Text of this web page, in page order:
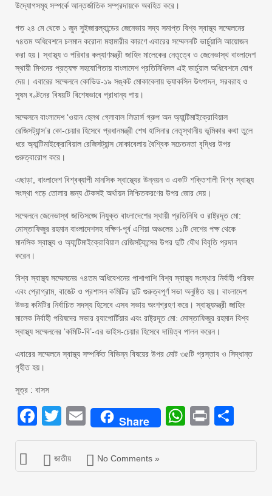
উদ্যোগসমূহ সম্পর্কে আন্তর্জাতিক সম্প্রদায়কে অবহিত করে।
গত ২৪ মে থেকে ১ জুন সুইজারল্যান্ডের জেনেভায় সদ্য সমাপ্ত বিশ্ব স্বাস্থ্য সম্মেলনের
৭৪তম অধিবেশনে চলমান করোনা মহামারীর কারণে এবারের সম্মেলনটি ভার্চুয়ালি আয়োজন
করা হয়। স্বাস্থ্য ও পরিবার কল্যাণমন্ত্রী জাহিদ মালেকের নেতৃত্বে ও জেনেভাস্থ বাংলাদেশ
স্থায়ী মিশনের প্রত্যক্ষ সহযোগিতায় বাংলাদেশ প্রতিনিধিদল এই ভার্চুয়াল অধিবেশনে যোগ
দেয়। এবারের সম্মেলনে কোভিড-১৯ সঙ্কট মোকাবেলায় ভ্যাকসিন উৎপাদন, সরবরাহ ও
সুষম বণ্টনের বিষয়টি বিশেষভাবে প্রাধান্য পায়।
সম্মেলনে বাংলাদেশ ‘ওয়ান হেলথ গ্লোবাল লিডার্স গ্রুপ অন অ্যান্টিমাইক্রোবিয়াল
রেজিসট্যান্স’র কো-চেয়ার হিসেবে প্রধানমন্ত্রী শেখ হাসিনার নেতৃস্থানীয় ভূমিকার কথা তুলে
ধরে অ্যান্টিমাইক্রোবিয়াল রেজিসট্যান্স মোকাবেলায় বৈশ্বিক সচেতনতা বৃদ্ধির উপর
গুরুত্বারোপ করে।
এছাড়া, বাংলাদেশ বিশ্বব্যাপী মানসিক স্বাস্থ্যের উন্নয়ন ও একটি শক্তিশালী বিশ্ব স্বাস্থ্য
সংস্থা গড়ে তোলার জন্য টেকসই অর্থায়ন নিশ্চিতকরণের উপর জোর দেয়।
সম্মেলনে জেনেভাস্থ জাতিসঙ্ঘে নিযুক্ত বাংলাদেশের স্থায়ী প্রতিনিধি ও রাষ্ট্রদূত মো:
মোস্তাফিজুর রহমান বাংলাদেশসহ দক্ষিণ-পূর্ব এশিয়া অঞ্চলের ১১টি দেশের পক্ষ থেকে
মানসিক স্বাস্থ্য ও অ্যান্টিমাইক্রোবিয়াল রেজিসট্যান্সের উপর দুটি যৌথ বিবৃতি প্রদান
করেন।
বিশ্ব স্বাস্থ্য সম্মেলনের ৭৪তম অধিবেশনের পাশাপাশি বিশ্ব স্বাস্থ্য সংস্থার নির্বাহী পরিষদ
এবং প্রোগ্রাম, বাজেট ও প্রশাসন কমিটির দুটি গুরুত্বপূর্ণ সভা অনুষ্ঠিত হয়। বাংলাদেশ
উভয় কমিটির নির্বাচিত সদস্য হিসেবে এসব সভায় অংশগ্রহণ করে। স্বাস্থ্যমন্ত্রী জাহিদ
মালেক নির্বাহী পরিষদের সভার র‌্যাপোর্টিয়ার এবং রাষ্ট্রদূত মো: মোস্তাফিজুর রহমান বিশ্ব
স্বাস্থ্য সম্মেলনের ‘কমিটি-বি’-এর ভাইস-চেয়ার হিসেবে দায়িত্ব পালন করেন।
এবারের সম্মেলনে স্বাস্থ্য সম্পর্কিত বিভিন্ন বিষয়ের উপর মোট ৩৫টি প্রস্তাব ও সিদ্ধান্ত
গৃহীত হয়।
সূত্র : বাসস
Facebook
Twitter
EmailShare Print
জাতীয় No Comments »